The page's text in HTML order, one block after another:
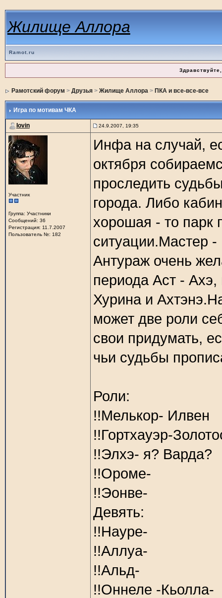
Жилище Аллора
Ramot.ru
Рамотский форум > Друзья> Жилище Аллора> ПКА и все-все-все
Игра по мотивам ЧКА
Iovin 24.9.2007, 19:35
Участник
Группа: Участники
Сообщений: 36
Регистрация: 11.7.2007
Пользователь №: 182
Инфа на случай,
октября
проследить
города. Либо
хорошая - то парк
ситуации.Мастер
Антураж очень
периода Аст -
Хурина и
может две роли
свои придумать,
чьи судьбы
Роли:
!!Мелькор- Илвен
!!Гортхауэр-
!!Элхэ- я? Варда?
!!Ороме-
!!Эонве-
Девять:
!!Науре-
!!Аллуа-
!!Альд-
!!Оннеле -Кьолла-